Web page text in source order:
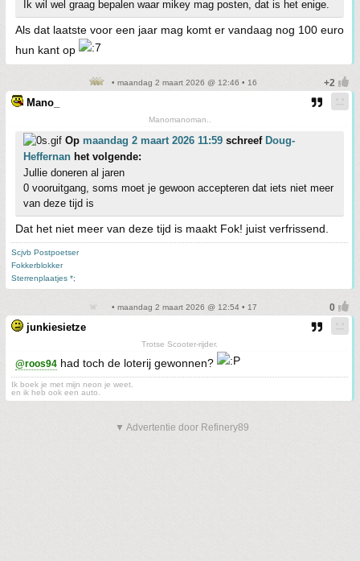
Ik wil wel graag bepalen waar mikey mag posten, dat is het enige.
Als dat laatste voor een jaar mag komt er vandaag nog 100 euro
hun kant op
• maandag 2 maart 2026 @ 12:46 • 16
Mano_
Manomanoman..
Op maandag 2 maart 2026 11:59 schreef Doug-
Heffernan het volgende:
Jullie doneren al jaren
0 vooruitgang, soms moet je gewoon accepteren dat iets niet meer
van deze tijd is
Dat het niet meer van deze tijd is maakt Fok! juist verfrissend.
Scjvb Postpoetser
Fokkerblokker
Sterrenplaatjes *;
• maandag 2 maart 2026 @ 12:54 • 17
junkiesietze
Trotse Scooter-rijder.
@roos94 had toch de loterij gewonnen?
Ik boek je met mijn neon je weet.
en ik heb ook een auto.
▼ Advertentie door Refinery89